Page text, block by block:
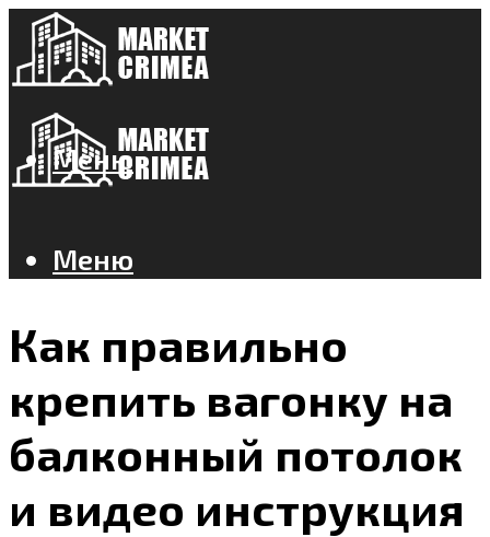
Меню
Меню
Как правильно
крепить вагонку на
балконный потолок
и видео инструкция